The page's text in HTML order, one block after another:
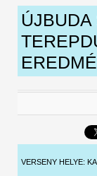
VERSENY HELYE: